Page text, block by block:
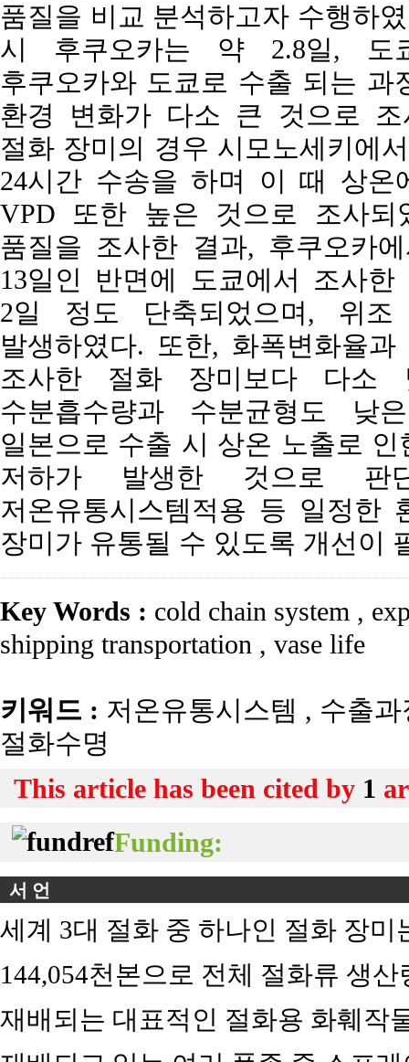
품질을 비교 분석하고자 수행하
시 후쿠오카는 약 2.8일, 도
후쿠오카와 도쿄로 수출 되는
환경 변화가 다소 큰 것으로
절화 장미의 경우 시모노세키에
24시간 수송을 하며 이 때 상
VPD 또한 높은 것으로 조사
품질을 조사한 결과, 후쿠오카
13일인 반면에 도쿄에서 조사
2일 정도 단축되었으며, 위
발생하였다. 또한, 화폭변화율
조사한 절화 장미보다 다소
수분흡수량과 수분균형도
일본으로 수출 시 상온 노출로
저하가 발생한 것으로 판
저온유통시스템적용 등 일정한
장미가 유통될 수 있도록 개선이
Key Words : cold chain system ,
shipping transportation , vase life
키워드 : 저온유통시스템 , 수출
절화수명
This article has been cited by 1
Funding:
서 언
세계 3대 절화 중 하나인 절화 장미
144,054천본으로 전체 절화류 생
재배되는 대표적인 절화용 화훼작